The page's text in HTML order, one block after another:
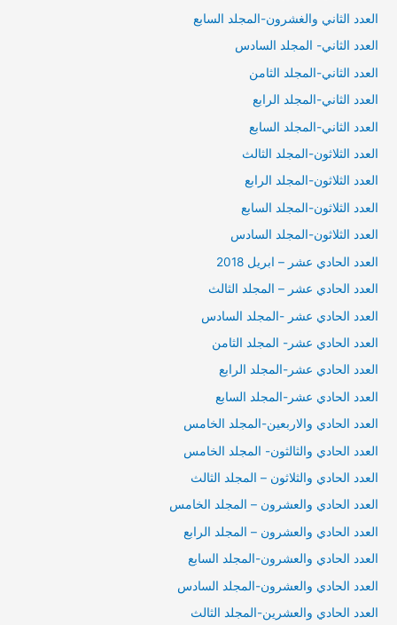
العدد الثاني والغشرون-المجلد السابع
العدد الثاني- المجلد السادس
العدد الثاني-المجلد الثامن
العدد الثاني-المجلد الرابع
العدد الثاني-المجلد السابع
العدد الثلاثون-المجلد الثالث
العدد الثلاثون-المجلد الرابع
العدد الثلاثون-المجلد السابع
العدد الثلاثون-المجلد السادس
العدد الحادي عشر – ابريل 2018
العدد الحادي عشر – المجلد الثالث
العدد الحادي عشر -المجلد السادس
العدد الحادي عشر- المجلد الثامن
العدد الحادي عشر-المجلد الرابع
العدد الحادي عشر-المجلد السابع
العدد الحادي والاربعين-المجلد الخامس
العدد الحادي والثالثون- المجلد الخامس
العدد الحادي والثلاثون – المجلد الثالث
العدد الحادي والعشرون – المجلد الخامس
العدد الحادي والعشرون – المجلد الرابع
العدد الحادي والعشرون-المجلد السابع
العدد الحادي والعشرون-المجلد السادس
العدد الحادي والعشرين-المجلد الثالث